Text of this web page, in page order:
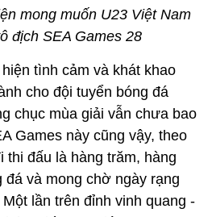
mong muốn U23 Việt Nam
địch SEA Games 28
tình cảm và khát khao
cho đội tuyển bóng đá
chục mùa giải vẫn chưa bao
Games này cũng vậy, theo
thi đấu là hàng trăm, hàng
đá và mong chờ ngày rạng
lần trên đỉnh vinh quang -